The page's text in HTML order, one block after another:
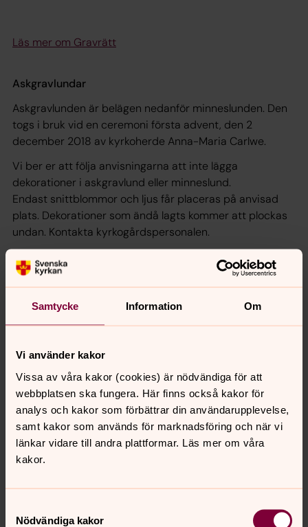
Samtycke Information Om
Vi använder kakor
Vissa av våra kakor (cookies) är nödvändiga för att
webbplatsen ska fungera. Här finns också kakor för
analys och kakor som förbättrar din användarupplevelse,
samt kakor som används för marknadsföring och när vi
länkar vidare till andra plattformar. Läs mer om våra
kakor.
Nödvändiga kakor
Läs mer om Gravrätt
Askgravlundar
Askgravlunden är belägen nedanför minneslunden. Den
togs i bruk vid en ceremoni första advent, den 2
december 2018 av kyrkoherde Anna-Maria Carlwe.
Vi ber er att följa anvisningarna att inte lägga
dekorationer i askgravlund eller minneslund.
Endast snittblommor och ljus får placeras på anvisad
plats. Dekorationer som ändå lagts kommer att plockas
undan. Kontakta kyrkogårdspersonalen.
Askgravlunden i försommartid